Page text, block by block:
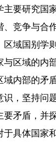
要研究国家
、竞争与合
区域国别学
与区域的内
域内部的矛
识，坚持问
要矛盾，并
于具体国家